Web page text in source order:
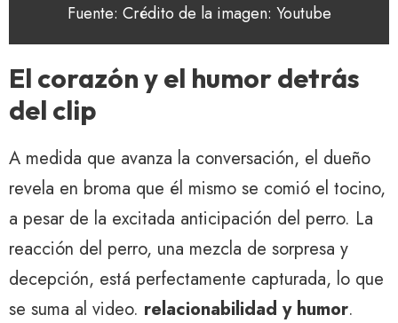
Fuente: Crédito de la imagen: Youtube
El corazón y el humor detrás
del clip
A medida que avanza la conversación, el dueño
revela en broma que él mismo se comió el tocino,
a pesar de la excitada anticipación del perro. La
reacción del perro, una mezcla de sorpresa y
decepción, está perfectamente capturada, lo que
se suma al video. relacionabilidad y humor.